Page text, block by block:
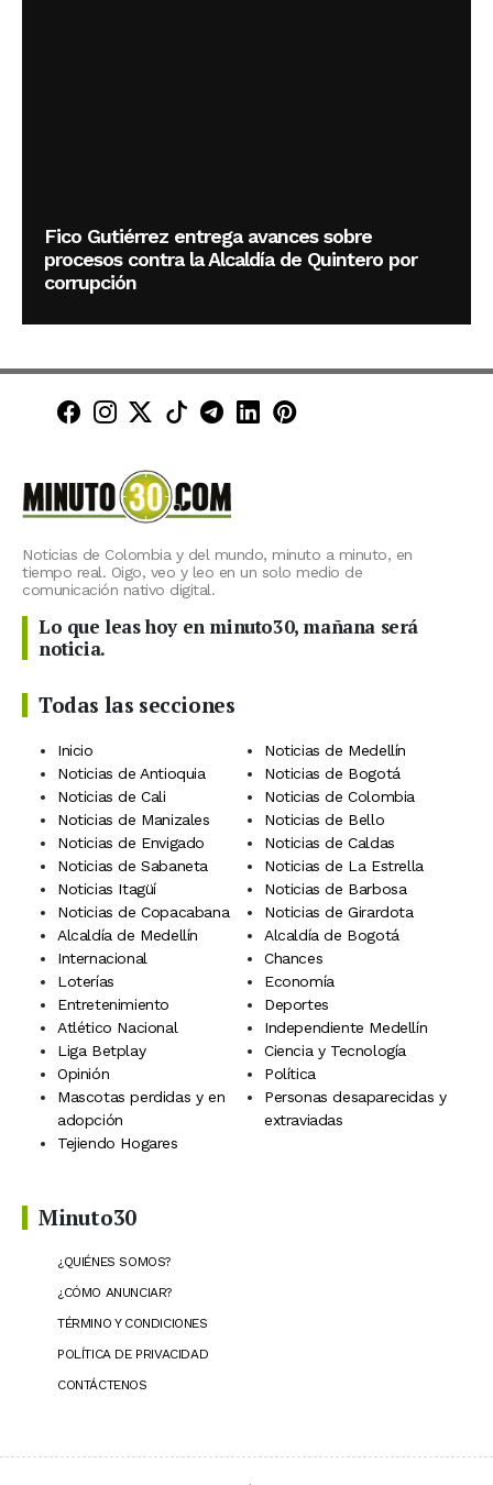
Fico Gutiérrez entrega avances sobre
procesos contra la Alcaldía de Quintero por
corrupción
Minuto30 en Facebook
Minuto30 en Instagram
Minuto30 en X (Twitter)
Minuto30 en TikTok
Canal de Minuto30 en
Minuto30 en LinkedIn
Minuto30 en
Noticias de Colombia y del mundo, minuto a minuto, en
tiempo real. Oigo, veo y leo en un solo medio de
comunicación nativo digital.
Lo que leas hoy en minuto30, mañana será
noticia.
Todas las secciones
Inicio
Noticias de Medellín
Noticias de Antioquia
Noticias de Bogotá
Noticias de Cali
Noticias de Colombia
Noticias de Manizales
Noticias de Bello
Noticias de Envigado
Noticias de Caldas
Noticias de Sabaneta
Noticias de La Estrella
Noticias Itagüí
Noticias de Barbosa
Noticias de Copacabana
Noticias de Girardota
Alcaldía de Medellín
Alcaldía de Bogotá
Internacional
Chances
Loterías
Economía
Entretenimiento
Deportes
Atlético Nacional
Independiente Medellín
Liga Betplay
Ciencia y Tecnología
Opinión
Política
Mascotas perdidas y en
adopción
Personas desaparecidas y
extraviadas
Tejiendo Hogares
Minuto30
¿QUIÉNES SOMOS?
¿CÓMO ANUNCIAR?
TÉRMINO Y CONDICIONES
POLÍTICA DE PRIVACIDAD
CONTÁCTENOS